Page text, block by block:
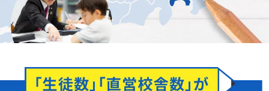
どんなことでもお聞かせください